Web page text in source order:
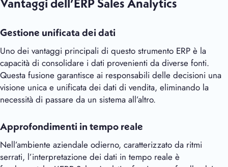
Vantaggi dell’ERP Sales Analytics
Gestione unificata dei dati
Uno dei vantaggi principali di questo strumento ERP è la
capacità di consolidare i dati provenienti da diverse fonti.
Questa fusione garantisce ai responsabili delle decisioni una
visione unica e unificata dei dati di vendita, eliminando la
necessità di passare da un sistema all’altro.
Approfondimenti in tempo reale
Nell’ambiente aziendale odierno, caratterizzato da ritmi
serrati, l’interpretazione dei dati in tempo reale è